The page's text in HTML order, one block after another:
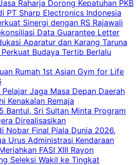
Raharja Dorong Kepatuhan PKB
PT Sharp Electronics Indonesia
Sinergi dengan RS Rajawali
Data Guarantee Letter
Aparatur dan Karang Taruna
Budaya Tertib Berlalu
Rumah 1st Asian Gym for Life
Jaga Masa Depan Daerah
Kenakalan Remaja
Bantul, Sri Sultan Minta Program
Direalisasikan
Nobar Final Piala Dunia 2026,
Urus Administrasi Kendaraan
FASI XIII Rayon
Seleksi Wakil ke Tingkat